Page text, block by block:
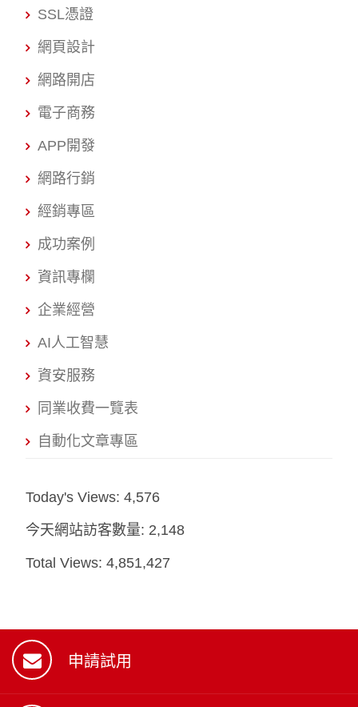
SSL憑證
網頁設計
網路開店
電子商務
APP開發
網路行銷
經銷專區
成功案例
資訊專欄
企業經營
AI人工智慧
資安服務
同業收費一覽表
自動化文章專區
Today's Views:4,576
今天網站訪客數量: 2,148
Total Views:4,851,427
申請試用